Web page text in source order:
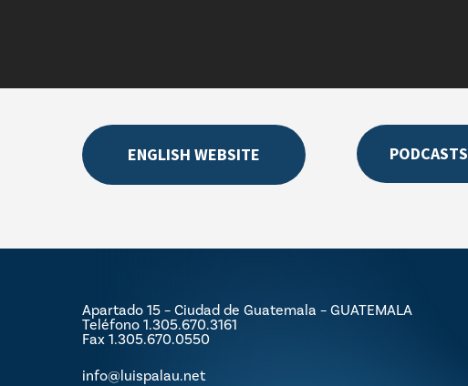
ENGLISH WEBSITE PODCASTS
Apartado 15 – Ciudad de Guatemala – GUATEMALA
Teléfono 1.305.670.3161
Fax 1.305.670.0550
info@luispalau.net